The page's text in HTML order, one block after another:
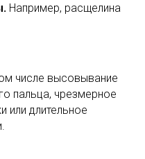
Например, расщелина
числе высовывание
пальца, чрезмерное
или длительное